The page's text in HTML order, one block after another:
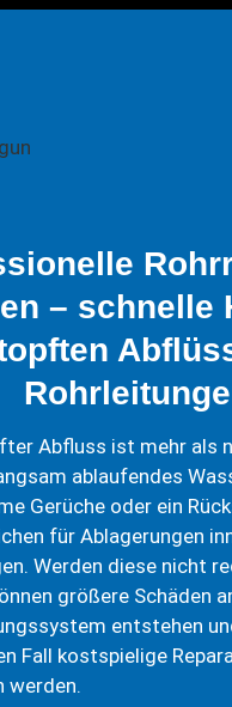
– schnelle
Abfluss ist mehr als
ablaufendes
Gerüche oder ein
für Ablagerungen
Werden diese nicht
größere Schäden
entstehen
Fall kostspielige
werden.